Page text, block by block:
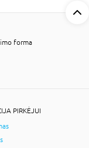
forma
PIRKĖJUI